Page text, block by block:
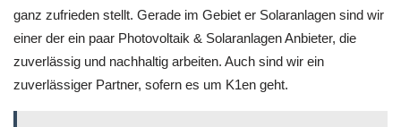
ganz zufrieden stellt. Gerade im Gebiet er Solaranlagen sind wir
einer der ein paar Photovoltaik & Solaranlagen Anbieter, die
zuverlässig und nachhaltig arbeiten. Auch sind wir ein
zuverlässiger Partner, sofern es um K1en geht.